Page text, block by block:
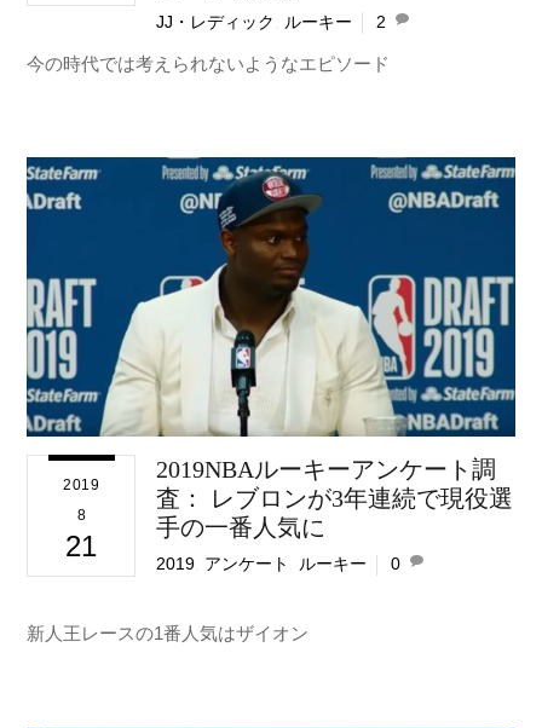
JJ・レディック ルーキー 2
今の時代では考えられないようなエピソード
2019
8
21
2019NBAルーキーアンケート調
査： レブロンが3年連続で現役選
手の一番人気に
2019 アンケート ルーキー 0
新人王レースの1番人気はザイオン